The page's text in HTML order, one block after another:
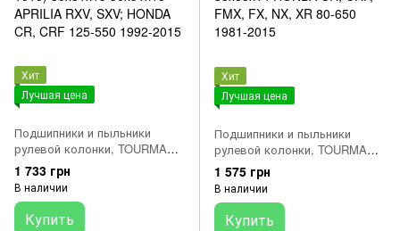
Хит
Лучшая цена
Подшипники и пыльники
рулевой колонки, TOURMAX
SSH905 JAPAN (22-1001, 22-
1010) 30x51x15 30x51x15
APRILIA RXV, SXV; HONDA
CR, CRF 125-550 1992-2015
1 733 грн
В наличии
Купить
Хит
Лучшая цена
Подшипники и пыльники
рулевой колонки, TOURMAX
SSH908 JAPAN 25x47x15
35x55x14 HONDA CR, CRF,
FMX, FX, NX, XR 80-650 1981-
2015
1 575 грн
В наличии
Купить